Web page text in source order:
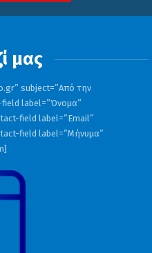
μας
” subject=”Από την
field label=”Όνομα”
field label=”Email”
field label=”Μήνυμα”